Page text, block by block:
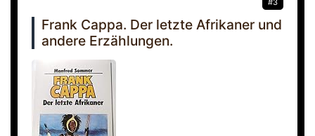
#3
Frank Cappa. Der letzte Afrikaner und
andere Erzählungen.